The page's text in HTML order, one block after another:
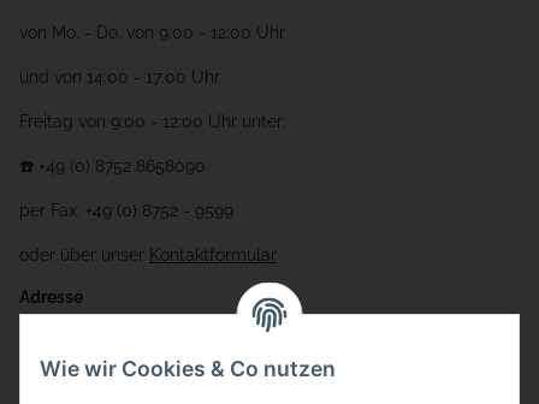
von Mo. - Do. von 9:00 - 12:00 Uhr
und von 14:00 - 17:00 Uhr
Freitag von 9:00 - 12:00 Uhr unter:
☎️ +49 (0) 8752 8658090
per Fax: +49 (0) 8752 - 9599
oder über unser Kontaktformular
Adresse
Gewerbering 17
Wie wir Cookies & Co nutzen